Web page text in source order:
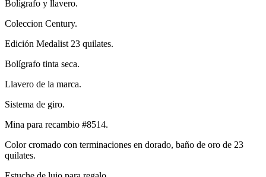
Bolígrafo y llavero.
Coleccion Century.
Edición Medalist 23 quilates.
Bolígrafo tinta seca.
Llavero de la marca.
Sistema de giro.
Mina para recambio #8514.
Color cromado con terminaciones en dorado, baño de oro de 23
quilates.